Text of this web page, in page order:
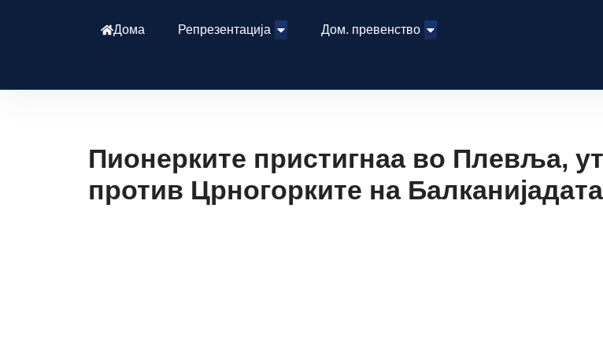
Дома Репрезентација Дом. превенство
Пионерките пристигнаа во Плевља,
против Црногорките на